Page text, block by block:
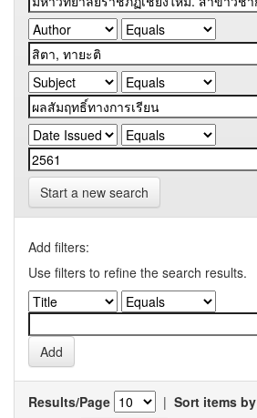
Start a new search
Add filters:
Use filters to refine the search results.
Results/Page | Sort items by